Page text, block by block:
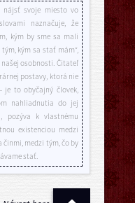
nájsť svoje miesto vo
naznačuje, že
kým by sme sa mali
kým sa stať mám“,
osobnosti. Čitateľ
postavy, ktorá nie
je to obyčajný človek,
nahliadnutia do jej
pozýva k vlastnému
existenciou medzi
medzi tým, čo by
stať.